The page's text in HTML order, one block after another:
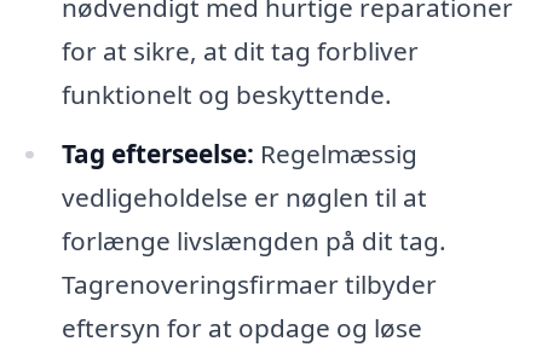
nødvendigt med hurtige reparationer
for at sikre, at dit tag forbliver
funktionelt og beskyttende.
Tag efterseelse: Regelmæssig
vedligeholdelse er nøglen til at
forlænge livslængden på dit tag.
Tagrenoveringsfirmaer tilbyder
eftersyn for at opdage og løse